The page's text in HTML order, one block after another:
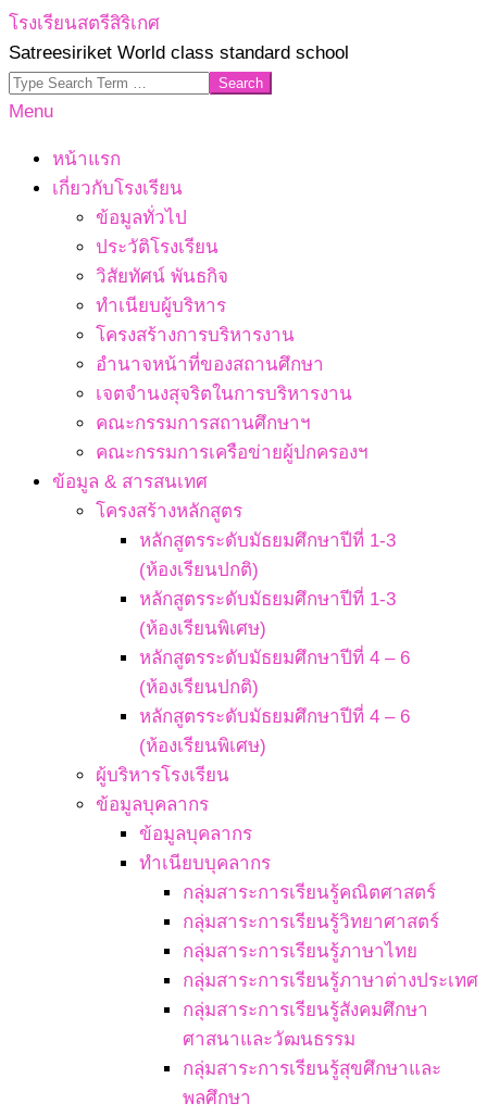
Skip
to
content
โรงเรียนสตรีสิริเกศ
Satreesiriket World class standard school
Search
Primary
Menu
Menu
หน้าแรก
เกี่ยวกับโรงเรียน
ข้อมูลทั่วไป
ประวัติโรงเรียน
วิสัยทัศน์ พันธกิจ
ทำเนียบผู้บริหาร
โครงสร้างการบริหารงาน
อำนาจหน้าที่ของสถานศึกษา
เจตจํานงสุจริตในการบริหารงาน
คณะกรรมการสถานศึกษาฯ
คณะกรรมการเครือข่ายผู้ปกครองฯ
ข้อมูล & สารสนเทศ
โครงสร้างหลักสูตร
หลักสูตรระดับมัธยมศึกษาปีที่ 1-3
(ห้องเรียนปกติ)
หลักสูตรระดับมัธยมศึกษาปีที่ 1-3
(ห้องเรียนพิเศษ)
หลักสูตรระดับมัธยมศึกษาปีที่ 4 – 6
(ห้องเรียนปกติ)
หลักสูตรระดับมัธยมศึกษาปีที่ 4 – 6
(ห้องเรียนพิเศษ)
ผู้บริหารโรงเรียน
ข้อมูลบุคลากร
ข้อมูลบุคลากร
ทำเนียบบุคลากร
กลุ่มสาระการเรียนรู้คณิตศาสตร์
กลุ่มสาระการเรียนรู้วิทยาศาสตร์
กลุ่มสาระการเรียนรู้ภาษาไทย
กลุ่มสาระการเรียนรู้ภาษาต่างประเทศ
กลุ่มสาระการเรียนรู้สังคมศึกษา
ศาสนาและวัฒนธรรม
กลุ่มสาระการเรียนรู้สุขศึกษาและ
พลศึกษา